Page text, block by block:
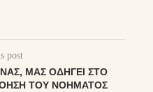
post
ΜΑΣ ΟΔΗΓΕΊ ΣΤΟ
ΤΟΥ ΝΟΉΜΑΤΟΣ